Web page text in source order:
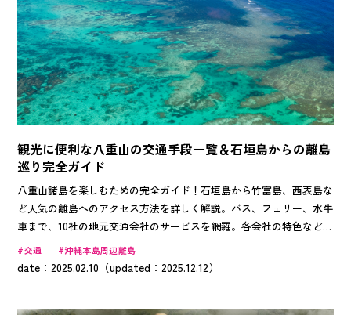
観光に便利な八重山の交通手段一覧＆石垣島からの離島
巡り完全ガイド
八重山諸島を楽しむための完全ガイド！石垣島から竹富島、西表島な
ど人気の離島へのアクセス方法を詳しく解説。バス、フェリー、水牛
車まで、10社の地元交通会社のサービスを網羅。各会社の特色などを
勢ぞろい！観光スポットへの行き方や、お得な周遊券情報も満載。初
心者でも安心の質問集付き。八重山の魅力を最大限に楽しむための情
交通 沖縄本島周辺離島
date：2025.02.10（updated：2025.12.12）